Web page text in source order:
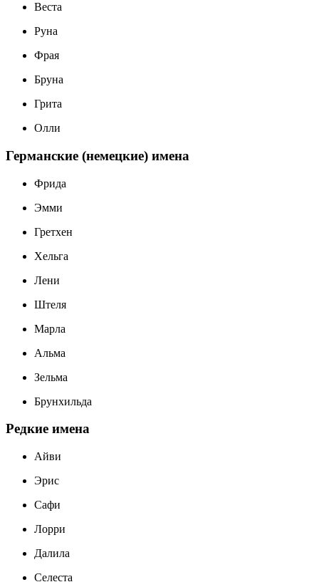
Веста
Руна
Фрая
Бруна
Грита
Олли
Германские (немецкие) имена
Фридa
Эмми
Гретхен
Хельга
Лени
Штеля
Марла
Альма
Зельма
Брунхильда
Редкие имена
Айви
Эрис
Сафи
Лорри
Далила
Селеста